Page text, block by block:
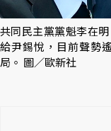
共同民主黨黨魁李在
給尹錫悅，目前聲勢
局。 圖／歐新社